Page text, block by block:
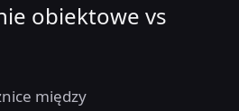
obiektowe vs
między